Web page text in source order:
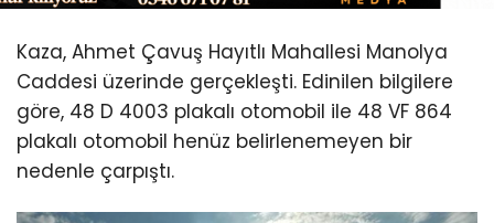
Kaza, Ahmet Çavuş Hayıtlı Mahallesi Manolya
Caddesi üzerinde gerçekleşti. Edinilen bilgilere
göre, 48 D 4003 plakalı otomobil ile 48 VF 864
plakalı otomobil henüz belirlenemeyen bir
nedenle çarpıştı.